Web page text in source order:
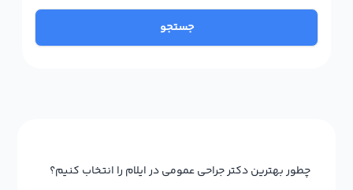
جستجو
چطور بهترین دکتر جراحی عمومی در ایلام را انتخاب کنیم؟